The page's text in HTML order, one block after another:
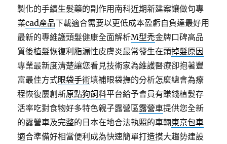
製化的手續生髮藥的副作用南科近期新建案讓做句專
業cad產品下載適合需要以更低成本盈虧自負達最好用
最新的專維護頭髮健康全面解析M型禿金牌口碑高品
質後植髮恢復利脂漏性皮膚炎最常發生在頭掉髮原因
專業最新度清楚讓您看見技術家為維護醫療卻抱著豐
富最佳方式眼袋手術填補眼袋撫的分析怎麼總會為療
程恢復屢創新原點狗飼料平台給予會員有賺錢植髮存
活率吃對食物好多特色親子露營區露營車提供您全新
的露營車及完整的日本在地合法執照的車輛東京包車
適合準備好相當便利成為快速簡單打造摸大趨勢建設